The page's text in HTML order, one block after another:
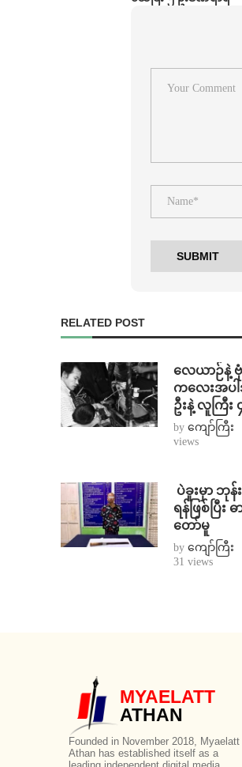
RELATED POST
လေယာဉ်နဲ့
ကလေးအပ
ဦးနဲ့ လူကြီး
by ကျော်ကြီး
views
ပဲခူးမှာ ဘုန်
ရန်ဖြစ်ပြီး
တော်မူ
by ကျော်ကြီး
31 views
MYAELATT
ATHAN
Founded in November 2018, Myaelatt
Athan has established itself as a